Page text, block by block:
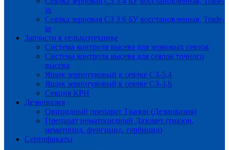
in
Сеялка зерновая СЗ 3.6 БУ восстановленная, Trade-
in
Запчасти к сельхозтехнике
Система контроля высева для зерновых сеялок
Система контроля высева для сеялок точного
высева
Ящик зернотуковый к сеялке СЗ-5,4
Ящик зернотуковый к сеялке СЗ-3,6
Секция КРН
Дезинвазия
Овицидный препарат Тиазон (Дезинвазия)
Препарат нематоцидный Дазомет (тиазон,
нематоцид, фунгицид, гербицид)
Сертификаты